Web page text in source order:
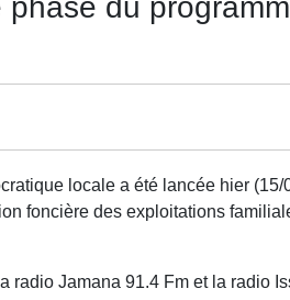
du
locale a été lancée hier (15/
foncière des exploitations
radio Jamana 91.4 Fm et la radio